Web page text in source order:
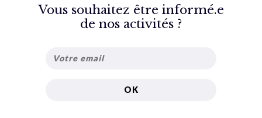
Vous souhaitez être informé.e
de nos activités ?